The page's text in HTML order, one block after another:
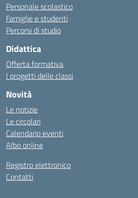
Personale scolastico
Famiglie e studenti
Percorsi di studio
Didattica
Offerta formativa
I progetti delle classi
Novità
Le notizie
Le circolari
Calendario eventi
Albo online
Registro elettronico
Contatti